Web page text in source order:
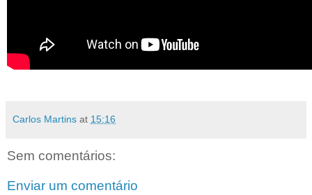
Carlos Martins at 15:16
Sem comentários:
Enviar um comentário